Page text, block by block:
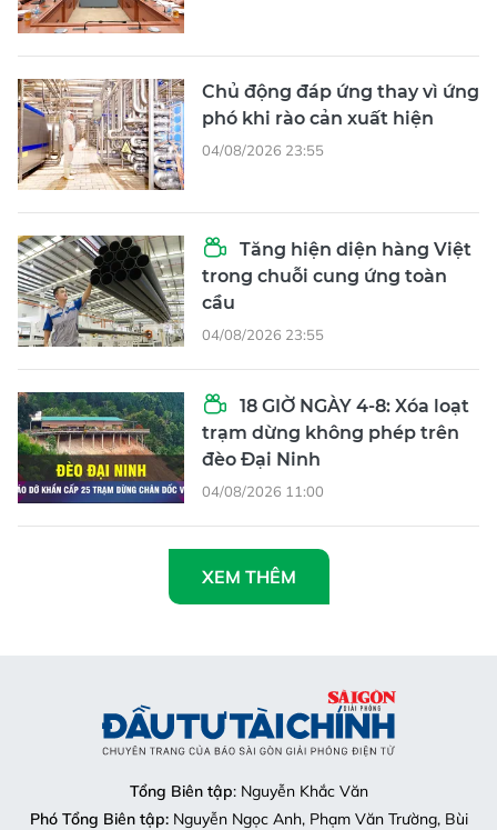
Chủ động đáp ứng thay vì ứng
phó khi rào cản xuất hiện
04/08/2026 23:55
Tăng hiện diện hàng Việt
trong chuỗi cung ứng toàn
cầu
04/08/2026 23:55
18 GIỜ NGÀY 4-8: Xóa loạt
trạm dừng không phép trên
đèo Đại Ninh
04/08/2026 11:00
XEM THÊM
Tổng Biên tập: Nguyễn Khắc Văn
Phó Tổng Biên tập:Nguyễn Ngọc Anh, Phạm Văn Trường, Bùi